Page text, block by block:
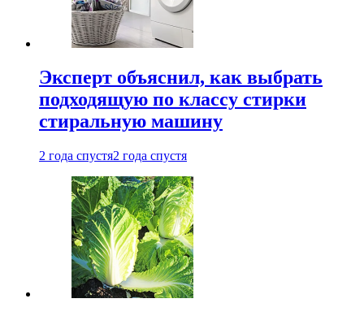
Эксперт объяснил, как выбрать
подходящую по классу стирки
стиральную машину
2 года спустя2 года спустя